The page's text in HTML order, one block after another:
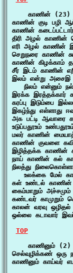
    காணின் (23)
காணின் குடி பழி
காணின்
திரி அழல் காணின்
எரி அழல் காணின்
செறுநரை காணின்
காணின் கிழக்காம்
சீர் இடம் காணின்
இலம் என்று அசைஇ
நிலம் என்னும்
இரக்க இரத்தக்கார்
கரப்பு இடும்பை
இகழ்ந்து எள்ளாது
அக பட்டி ஆவாரை
உடுப்பதூஉம்
மலர் காணின்
காணின் குவளை
இழித்தக்க
நாய் காணின் கல்
நிலத்து
உலக்கை மேல்
கள் உண்டல் காணின்
கைம்மாறும்
கண்டவர் காமுறும்
காலன் வரவு
ஒல்லை கடாவார்
TOP
    காணினும் (2)
செல்வுழிக்கண் ஒரு
காணினும் காய்வர்